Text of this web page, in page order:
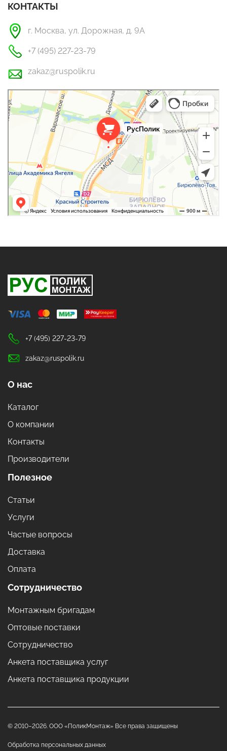
КОНТАКТЫ
г. Москва, ул. Дорожная, д. 9А
+7 (495) 227-23-79
zakaz@ruspolik.ru
РусПолик
Оргстекло, поликарбонат в Москве
Строительные и отделочные работы в Москве
+7 (495) 227-23-79
zakaz@ruspolik.ru
О нас
Каталог
О компании
Контакты
Производители
Полезное
Статьи
Услуги
Частые вопросы
Доставка
Оплата
Сотрудничество
Монтажным бригадам
Оптовые поставки
Сотрудничество
Анкета поставщика услуг
Анкета поставщика продукции
© 2010–2026. ООО «ПоликМонтаж» Все права защищены
Обработка персональных данных